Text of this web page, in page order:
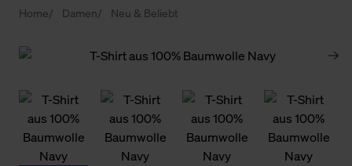
Home Damen Neu & Beliebt